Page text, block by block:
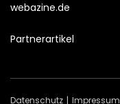
webazine.de
Partnerartikel
Datenschutz Impressum